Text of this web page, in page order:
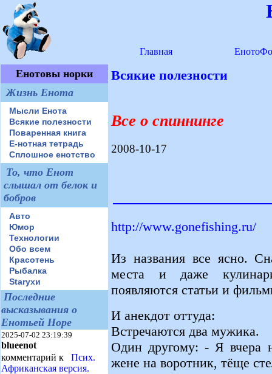
Главная
Енотовы норки
Жизнь Енота
Мысли Енота
Всякие полезности
Поваренная книга
Е-нотная тетрадь
Сплошное енотство
То, что Енот
слышал от белок и
бобров
Авто
Юмор
Технологии
Обо всем
Красотень
Рыбалка
Starухи
Последние
высказывания о
Енотьей Норе
2025-07-02 23:19:39
blueenot
комментарий к Псих.
Африканская версия.
Всякие полезности
Все о спиннинге
2008-10-17
http://www.gonefishing.ru/
Из названия все ясно.
места и даже
появляются статьи и
И анекдот оттуда:
Встречаются два мужика.
Один другому: - Я вчера
жене на воротник, тёще